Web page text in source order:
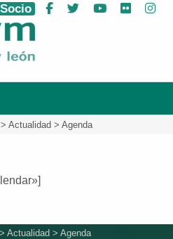
ASPAYM Castilla y León
Facebook
Twitter YouTube
Flickr
Actualidad > Agenda
>Actualidad >Agenda